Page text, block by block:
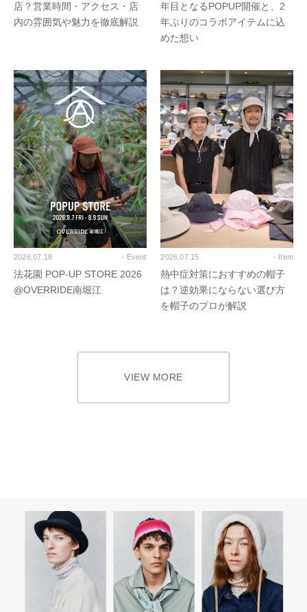
店？営業時間・アクセス・店
内の雰囲気や魅力を徹底解説
年目となるPOPUP開催と、2
年ぶりのコラボアイテムに込
めた想い
2026.07.18 - Event
法花園 POP-UP STORE 2026
@OVERRIDE南堀江
2026.07.15 - Item
熱中症対策におすすめの帽子
は？逆効果にならない選び方
を帽子のプロが解説
VIEW MORE